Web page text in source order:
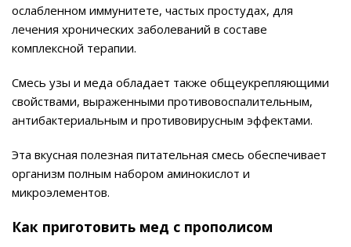
ослабленном иммунитете, частых простудах, для
лечения хронических заболеваний в составе
комплексной терапии.
Смесь узы и меда обладает также общеукрепляющими
свойствами, выраженными противовоспалительным,
антибактериальным и противовирусным эффектами.
Эта вкусная полезная питательная смесь обеспечивает
организм полным набором аминокислот и
микроэлементов.
Как приготовить мед с прополисом